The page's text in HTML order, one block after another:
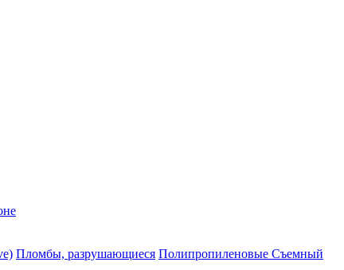
Пломбы, разрушающиеся Полипропиленовые Съемный